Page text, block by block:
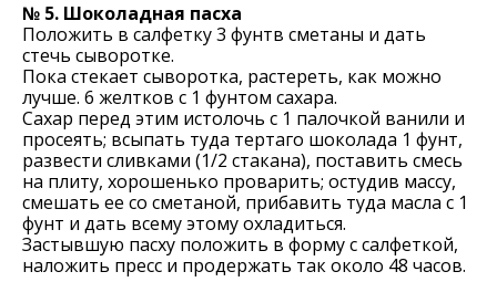
№ 5. Шоколадная пасха
Положить в салфетку 3 фунтв сметаны и дать
стечь сыворотке.
Пока стекает сыворотка, растереть, как можно
лучше. 6 желтков с 1 фунтом сахара.
Сахар перед этим истолочь с 1 палочкой ванили и
просеять; всыпать туда тертаго шоколада 1 фунт,
развести сливками (1/2 стакана), поставить смесь
на плиту, хорошенько проварить; остудив массу,
смешать ее со сметаной, прибавить туда масла с 1
фунт и дать всему этому охладиться.
Застывшую пасху положить в форму с салфеткой,
наложить пресс и продержать так около 48 часов.